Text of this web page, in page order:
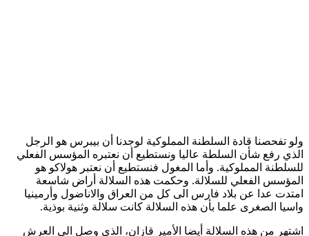
ولو تفحصنا قادة السلطنة المملوكية لوجدنا أن بيبرس هو الرجل
الذي رفع شأن السلطة عاليا ونستطيع أن نعتبره المؤسس الفعلي
للسلطنة المملوكية. وأما المغول فنستطيع أن نعتبر هولاكو هو
المؤسس الفعلي للسلالة. وحكمت هذه السلالة أراض شاسعة
امتدت عدا عن بلاد فارس الى كل من العراق والاناضول وأرمينيا
واسيا الصغرى علما بأن هذه السلالة كانت سلالة وثنية بوذية.
اشتهر من هذه السلالة أيضا الأمير قازان، الذي وصل الى العرش